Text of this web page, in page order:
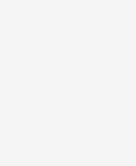
do bico curvo